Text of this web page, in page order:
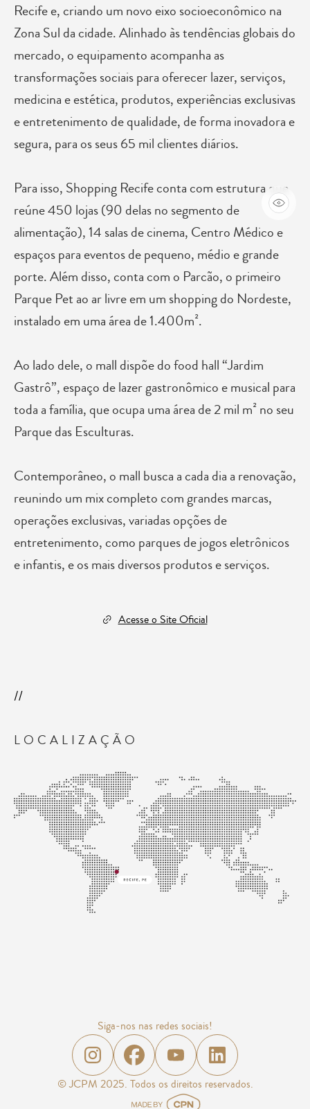
Recife e, criando um novo eixo socioeconômico na
Zona Sul da cidade. Alinhado às tendências globais do
mercado, o equipamento acompanha as
transformações sociais para oferecer lazer, serviços,
medicina e estética, produtos, experiências exclusivas
e entretenimento de qualidade, de forma inovadora e
segura, para os seus 65 mil clientes diários.
Para isso, Shopping Recife conta com estrutura que
reúne 450 lojas (90 delas no segmento de
alimentação), 14 salas de cinema, Centro Médico e
espaços para eventos de pequeno, médio e grande
porte. Além disso, conta com o Parcão, o primeiro
Parque Pet ao ar livre em um shopping do Nordeste,
instalado em uma área de 1.400m².
Ao lado dele, o mall dispõe do food hall “Jardim
Gastrô”, espaço de lazer gastronômico e musical para
toda a família, que ocupa uma área de 2 mil m² no seu
Parque das Esculturas.
Contemporâneo, o mall busca a cada dia a renovação,
reunindo um mix completo com grandes marcas,
operações exclusivas, variadas opções de
entretenimento, como parques de jogos eletrônicos
e infantis, e os mais diversos produtos e serviços.
Acesse o Site Oficial
LOCALIZAÇÃO
Siga-nos nas redes sociais!
© JCPM 2025. Todos os direitos reservados.